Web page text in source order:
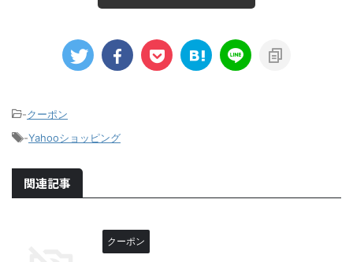
-クーポン
-Yahooショッピング
関連記事
クーポン